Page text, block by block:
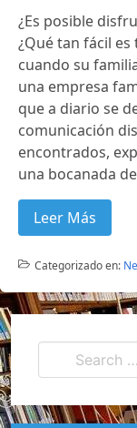
¿Es posible
¿Qué tan fácil
cuando su
una empresa
que a diario se
comunicación
encontrados,
una bocanada
Leer Más
Categorizado en: